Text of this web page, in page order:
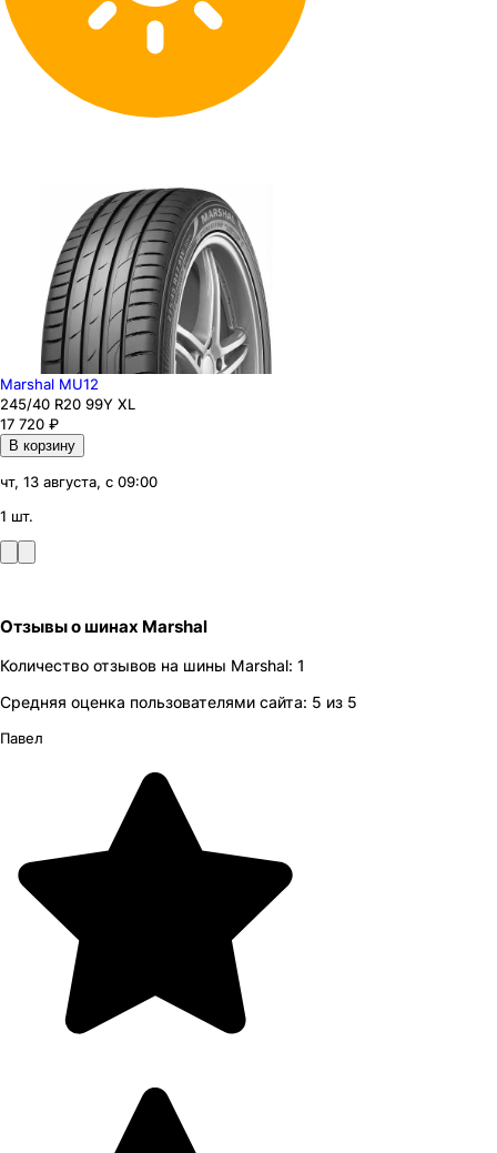
Marshal MU12
245/40 R20 99Y XL
17 720 ₽
В корзину
чт, 13 августа, с 09:00
1 шт.
Отзывыо шинах Marshal
Количество отзывов на шины Marshal: 1
Средняя оценка пользователями сайта: 5 из 5
Павел